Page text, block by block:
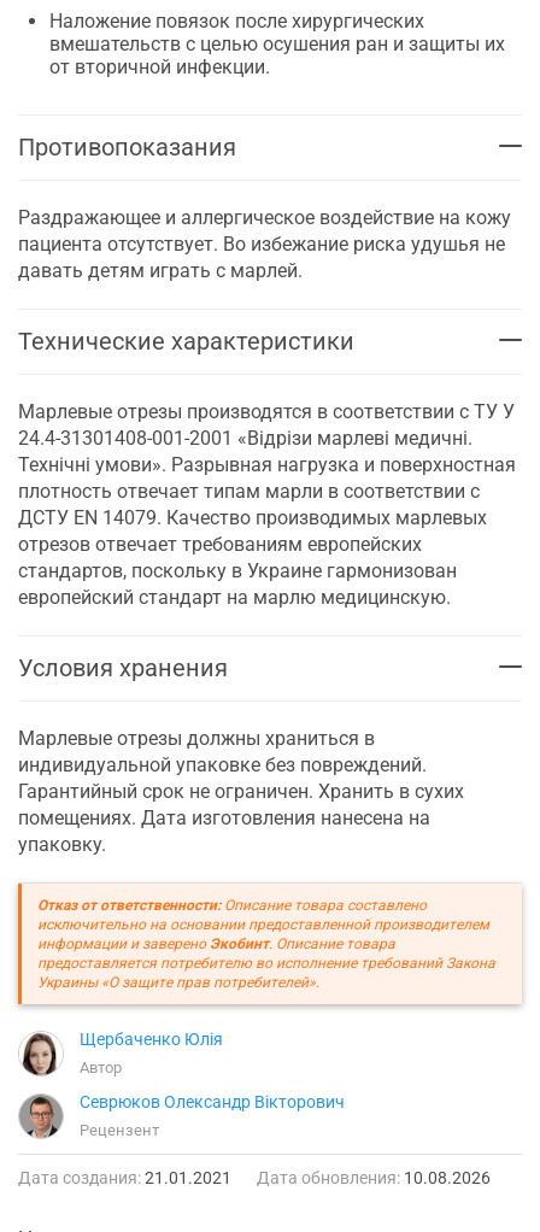
Наложение повязок после хирургических
вмешательств с целью осушения ран и защиты их
от вторичной инфекции.
Противопоказания
Раздражающее и аллергическое воздействие на кожу
пациента отсутствует. Во избежание риска удушья не
давать детям играть с марлей.
Технические характеристики
Марлевые отрезы производятся в соответствии с ТУ У
24.4-31301408-001-2001 «Відрізи марлеві медичні.
Технічні умови». Разрывная нагрузка и поверхностная
плотность отвечает типам марли в соответствии с
ДСТУ EN 14079. Качество производимых марлевых
отрезов отвечает требованиям европейских
стандартов, поскольку в Украине гармонизован
европейский стандарт на марлю медицинскую.
Условия хранения
Марлевые отрезы должны храниться в
индивидуальной упаковке без повреждений.
Гарантийный срок не ограничен. Хранить в сухих
помещениях. Дата изготовления нанесена на
упаковку.
Отказ от ответственности:Описание товара составлено
исключительно на основании предоставленной производителем
информации и заверено Экобинт. Описание товара
предоставляется потребителю во исполнение требований Закона
Украины «О защите прав потребителей».
Щербаченко Юлія
Автор
Севрюков Олександр Вікторович
Рецензент
Дата создания:21.01.2021 Дата обновления: 10.08.2026